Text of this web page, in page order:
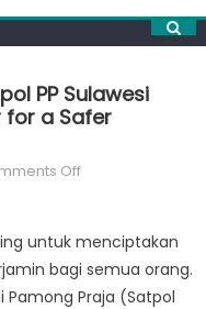
PP Sulawesi
for a Safer
Offon
Satpol
PP
Sulawesi
untuk menciptakan
bagi semua orang.
Pamong Praja (Satpol